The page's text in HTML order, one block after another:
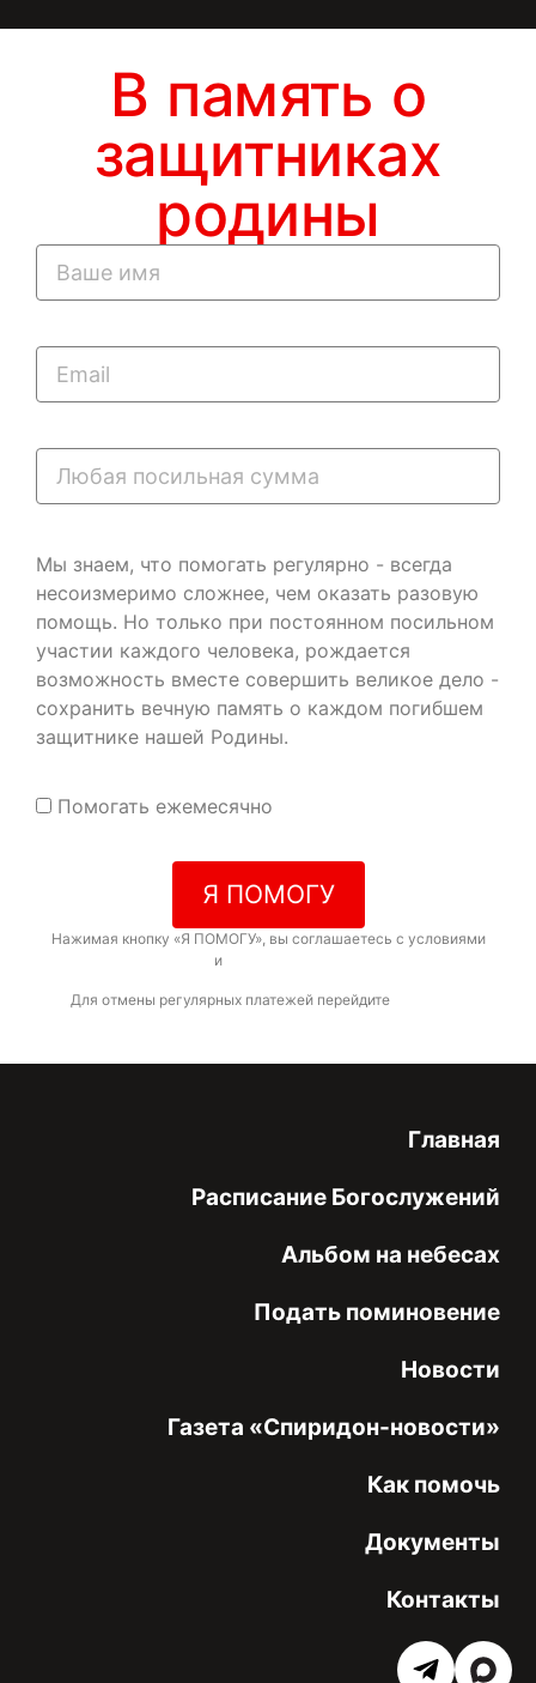
В память о
защитниках
родины
Мы знаем, что помогать регулярно - всегда
несоизмеримо сложнее, чем оказать разовую
помощь. Но только при постоянном посильном
участии каждого человека, рождается
возможность вместе совершить великое дело -
сохранить вечную память о каждом погибшем
защитнике нашей Родины.
Помогать ежемесячно
Я ПОМОГУ
Нажимая кнопку «Я ПОМОГУ», вы соглашаетесь с условиями
и
Для отмены регулярных платежей перейдите
Главная
Расписание Богослужений
Альбом на небесах
Подать поминовение
Новости
Газета «Спиридон-новости»
Как помочь
Документы
Контакты